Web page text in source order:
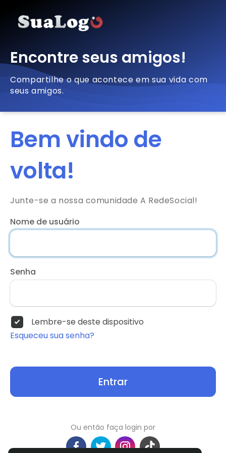
Encontre seus amigos!
Compartilhe o que acontece em sua vida com
seus amigos.
Bem vindo de
volta!
Junte-se a nossa comunidade A RedeSocial!
Nome de usuário
Senha
Lembre-se deste dispositivo
Esqueceu sua senha?
Entrar
Ou então faça login por